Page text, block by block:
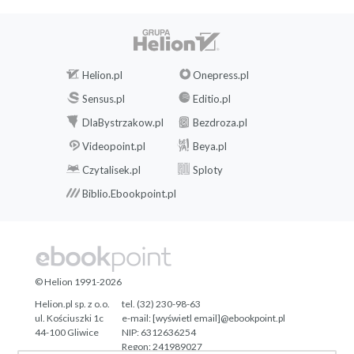
Helion.pl
Onepress.pl
Sensus.pl
Editio.pl
DlaBystrzakow.pl
Bezdroza.pl
Videopoint.pl
Beya.pl
Czytalisek.pl
Sploty
Biblio.Ebookpoint.pl
© Helion 1991-2026
Helion.pl sp. z o.o.
ul. Kościuszki 1c
44-100 Gliwice
tel. (32) 230-98-63
e-mail:[wyświetl email]@ebookpoint.pl
NIP: 6312636254
Regon: 241989027